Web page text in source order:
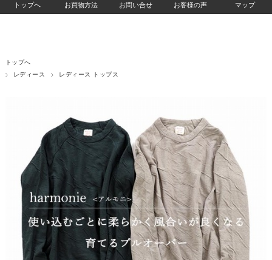
トップへ お買物方法 お問い合せ お客様の声 マップ
トップへ
レディース
レディース トップス